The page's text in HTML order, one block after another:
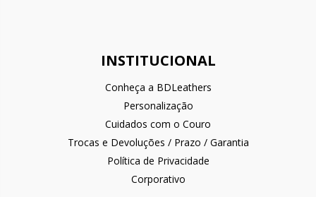
INSTITUCIONAL
Conheça a BDLeathers
Personalização
Cuidados com o Couro
Trocas e Devoluções / Prazo / Garantia
Política de Privacidade
Corporativo